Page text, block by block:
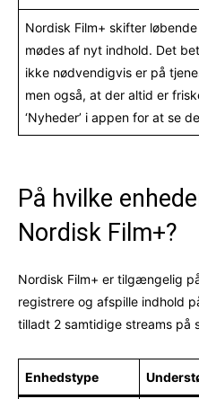
Nordisk Film+ skifter
mødes af nyt indhold. Det
ikke nødvendigvis er på
men også, at der altid er
‘Nyheder’ i appen for at se
På hvilke
Nordisk Film+?
Nordisk Film+ er tilgængelig
registrere og afspille indhold
tilladt 2 samtidige streams på
Enhedstype